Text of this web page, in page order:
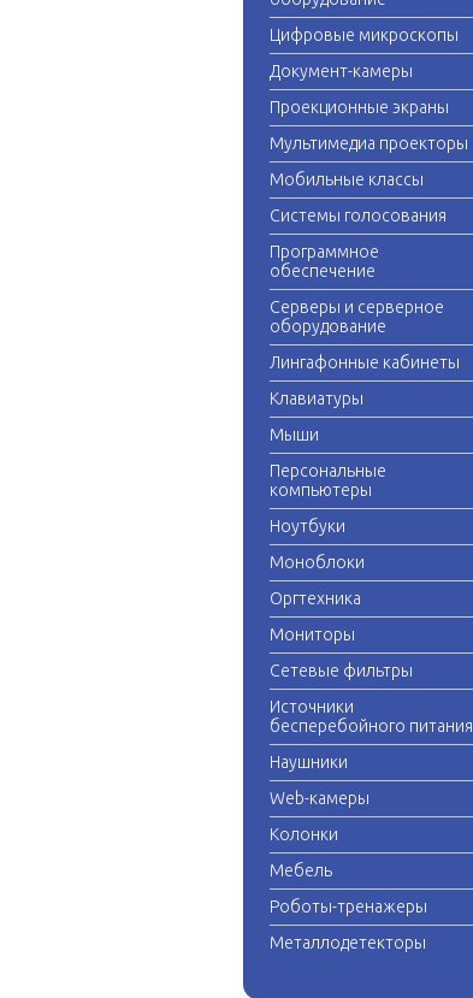
Цифровые микроскопы
Документ-камеры
Проекционные экраны
Мультимедиа проекторы
Мобильные классы
Системы голосования
Программное
обеспечение
Серверы и серверное
оборудование
Лингафонные кабинеты
Клавиатуры
Мыши
Персональные
компьютеры
Ноутбуки
Моноблоки
Оргтехника
Мониторы
Сетевые фильтры
Источники
бесперебойного питания
Наушники
Web-камеры
Колонки
Мебель
Роботы-тренажеры
Металлодетекторы